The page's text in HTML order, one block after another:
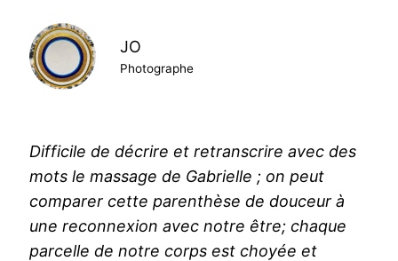
JO
Photographe
Difficile de décrire et retranscrire avec des
mots le massage de Gabrielle ; on peut
comparer cette parenthèse de douceur à
une reconnexion avec notre être; chaque
parcelle de notre corps est choyée et